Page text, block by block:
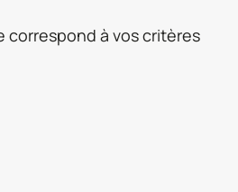
correspond à vos critères